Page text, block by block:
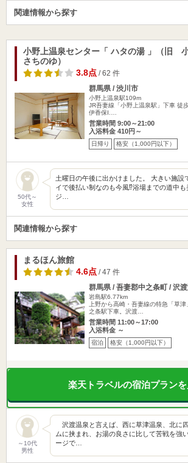
関連情報から探す
小野上温泉センター「 ハタの湯 」（旧
さちのゆ）
3.8点/ 62 件
群馬県 / 渋川市
小野上温泉駅109m
JR吾妻線「小野上温泉駅」下車 徒
伊香保I.…
営業時間 9:00～21:00
入浴料金 410円～
日帰り 格安（1,000円以下）
50代～
女性
土曜日の午後に出かけました。 大きい施設
イで後払い制なのも今風⁉︎浴場までの道中も
ジ…
関連情報から探す
まるほん旅館
4.6点/ 47 件
群馬県 / 吾妻郡中之条町 / 沢
岩島駅6.77km
上野から高崎・吾妻線の特急「草
之条駅下車。沢渡…
営業時間 11:00～17:00
入浴料金 ～
宿泊 格安（1,000円以下）
楽天トラベルの宿泊プラン
～10代
男性
沢渡温泉と言えば、西に草津温泉、北に
ムに挟まれ、お湯の良さに比して苦戦を強
ージで…